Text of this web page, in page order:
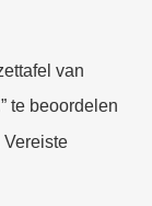
van
te beoordelen
Vereiste